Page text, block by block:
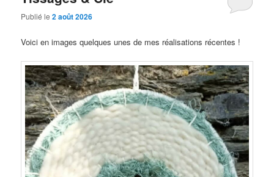
Publié le2 août 2026
Voici en images quelques unes de mes réalisations récentes !